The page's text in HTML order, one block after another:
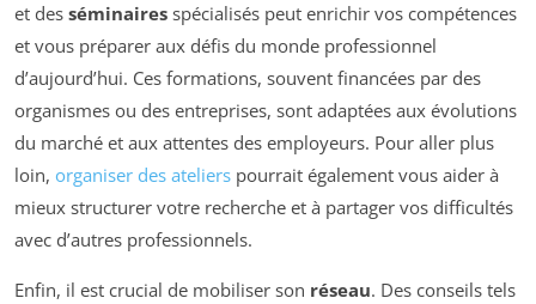
et des séminaires spécialisés peut enrichir vos compétences
et vous préparer aux défis du monde professionnel
d’aujourd’hui. Ces formations, souvent financées par des
organismes ou des entreprises, sont adaptées aux évolutions
du marché et aux attentes des employeurs. Pour aller plus
loin, organiser des ateliers pourrait également vous aider à
mieux structurer votre recherche et à partager vos difficultés
avec d’autres professionnels.
Enfin, il est crucial de mobiliser son réseau. Des conseils tels